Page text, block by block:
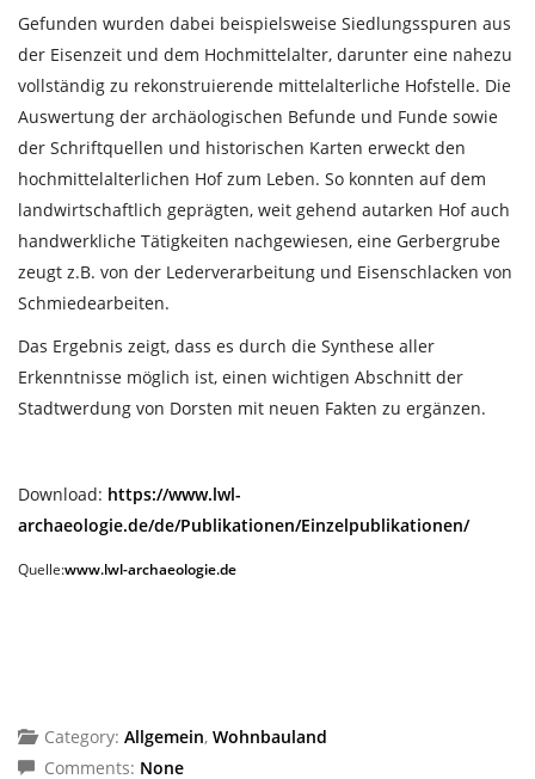
Gefunden wurden dabei beispielsweise Siedlungsspuren aus
der Eisenzeit und dem Hochmittelalter, darunter eine nahezu
vollständig zu rekonstruierende mittelalterliche Hofstelle. Die
Auswertung der archäologischen Befunde und Funde sowie
der Schriftquellen und historischen Karten erweckt den
hochmittelalterlichen Hof zum Leben. So konnten auf dem
landwirtschaftlich geprägten, weit gehend autarken Hof auch
handwerkliche Tätigkeiten nachgewiesen, eine Gerbergrube
zeugt z.B. von der Lederverarbeitung und Eisenschlacken von
Schmiedearbeiten.
Das Ergebnis zeigt, dass es durch die Synthese aller
Erkenntnisse möglich ist, einen wichtigen Abschnitt der
Stadtwerdung von Dorsten mit neuen Fakten zu ergänzen.
Download: https://www.lwl-
archaeologie.de/de/Publikationen/Einzelpublikationen/
Quelle:www.lwl-archaeologie.de
Category: Allgemein, Wohnbauland
Comments: None